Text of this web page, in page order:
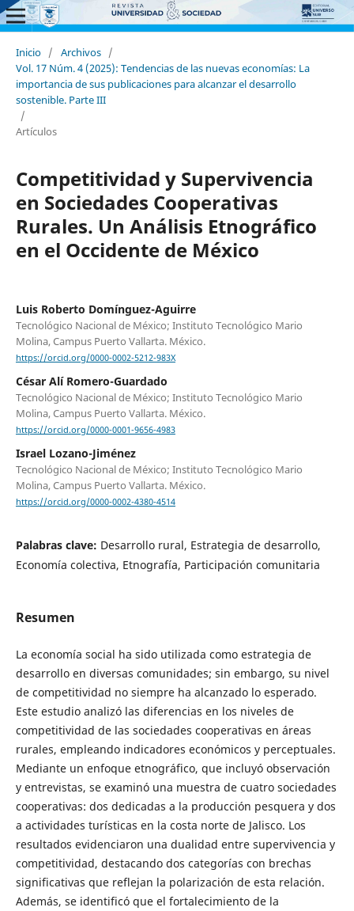
Inicio / Archivos /
Vol. 17 Núm. 4 (2025): Tendencias de las nuevas economías: La
importancia de sus publicaciones para alcanzar el desarrollo
sostenible. Parte III
/
Artículos
Competitividad y Supervivencia
en Sociedades Cooperativas
Rurales. Un Análisis Etnográfico
en el Occidente de México
Luis Roberto Domínguez-Aguirre
Tecnológico Nacional de México; Instituto Tecnológico Mario
Molina, Campus Puerto Vallarta. México.
https://orcid.org/0000-0002-5212-983X
César Alí Romero-Guardado
Tecnológico Nacional de México; Instituto Tecnológico Mario
Molina, Campus Puerto Vallarta. México.
https://orcid.org/0000-0001-9656-4983
Israel Lozano-Jiménez
Tecnológico Nacional de México; Instituto Tecnológico Mario
Molina, Campus Puerto Vallarta. México.
https://orcid.org/0000-0002-4380-4514
Palabras clave: Desarrollo rural, Estrategia de desarrollo,
Economía colectiva, Etnografía, Participación comunitaria
Resumen
La economía social ha sido utilizada como estrategia de
desarrollo en diversas comunidades; sin embargo, su nivel
de competitividad no siempre ha alcanzado lo esperado.
Este estudio analizó las diferencias en los niveles de
competitividad de las sociedades cooperativas en áreas
rurales, empleando indicadores económicos y perceptuales.
Mediante un enfoque etnográfico, que incluyó observación
y entrevistas, se examinó una muestra de cuatro sociedades
cooperativas: dos dedicadas a la producción pesquera y dos
a actividades turísticas en la costa norte de Jalisco. Los
resultados evidenciaron una dualidad entre supervivencia y
competitividad, destacando dos categorías con brechas
significativas que reflejan la polarización de esta relación.
Además, se identificó que el fortalecimiento de la